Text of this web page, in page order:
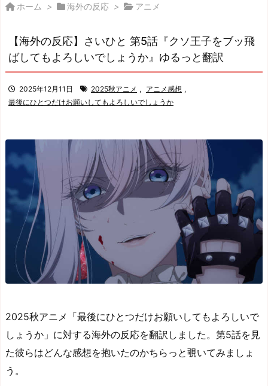
ホーム > 海外の反応 > アニメ
【海外の反応】さいひと 第5話『クソ王子をブッ飛
ばしてもよろしいでしょうか』ゆるっと翻訳
2025年12月11日 2025秋アニメ , アニメ感想 ,
最後にひとつだけお願いしてもよろしいでしょうか
2025秋アニメ「最後にひとつだけお願いしてもよろしいで
しょうか」に対する海外の反応を翻訳しました。第5話を見
た彼らはどんな感想を抱いたのかちらっと覗いてみましょ
う。